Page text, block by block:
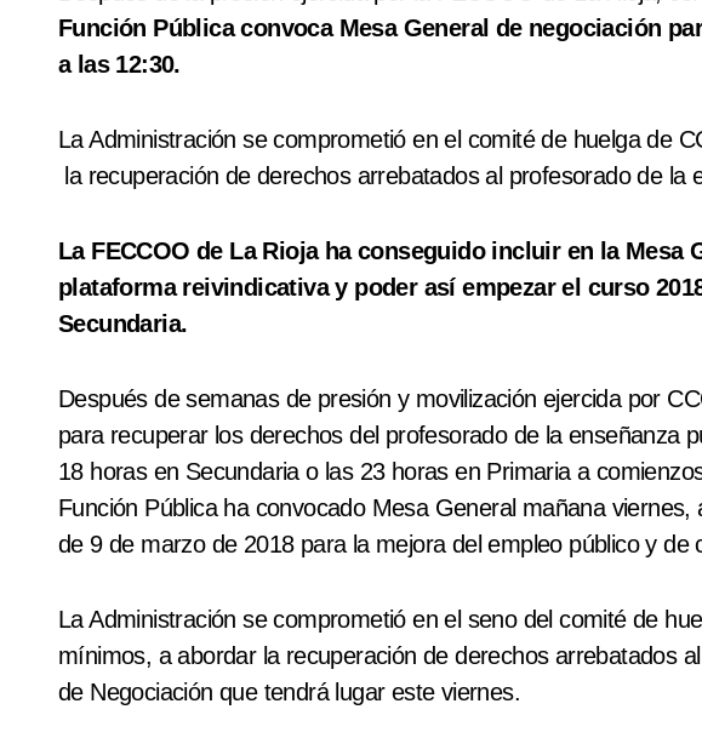
Función Pública convoca Mesa General de negociación
a las 12:30.
La Administración se comprometió en el comité de huelga de
la recuperación de derechos arrebatados al profesorado de la
La FECCOO de La Rioja ha conseguido incluir en la Mesa
plataforma reivindicativa y poder así empezar el curso
Secundaria.
Después de semanas de presión y movilización ejercida por
para recuperar los derechos del profesorado de la enseñanza
18 horas en Secundaria o las 23 horas en Primaria a
Función Pública ha convocado Mesa General mañana
de 9 de marzo de 2018 para la mejora del empleo público y de
La Administración se comprometió en el seno del comité de
mínimos, a abordar la recuperación de derechos arrebatados
de Negociación que tendrá lugar este viernes.